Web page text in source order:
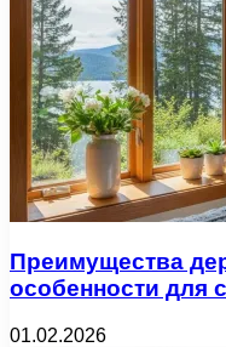
Преимущества
особенности для
01.02.2026